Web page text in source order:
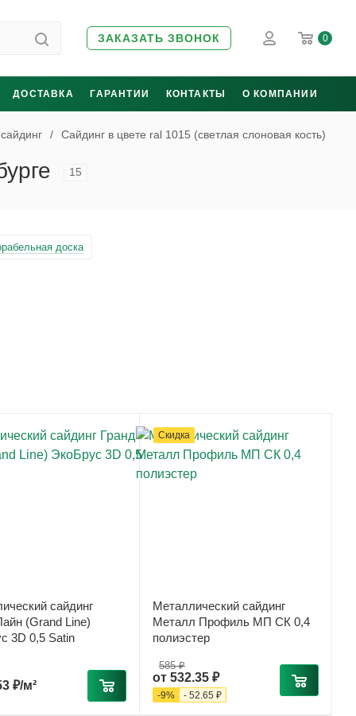
ЗАКАЗАТЬ ЗВОНОК 0
ДОСТАВКА ГАРАНТИИ КОНТАКТЫ О КОМПАНИИ
/ Сайдинг в цвете ral 1015 (cветлая слоновая кость)
15
доска
сайдинг
(Grand Line)
3D 0,5 Satin
₽/м²
Скидка
Металлический сайдинг
Металл Профиль МП СК 0,4
полиэстер
от 532.35 ₽
585 ₽
-9% - 52.65 ₽